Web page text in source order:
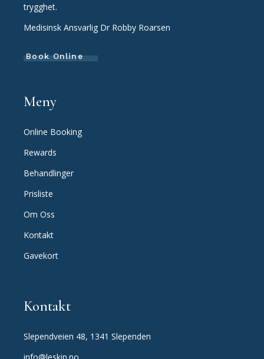
trygghet.
Medisinsk Ansvarlig Dr Robby Roarsen
Book Online
Meny
Online Booking
Rewards
Behandlinger
Prisliste
Om Oss
Kontakt
Gavekort
Kontakt
Slependveien 48, 1341 Slependen